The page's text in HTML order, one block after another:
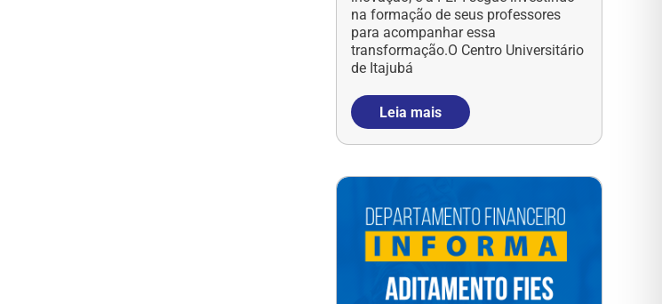
na formação de seus professores
para acompanhar essa
transformação.O Centro Universitário
de Itajubá
Leia mais